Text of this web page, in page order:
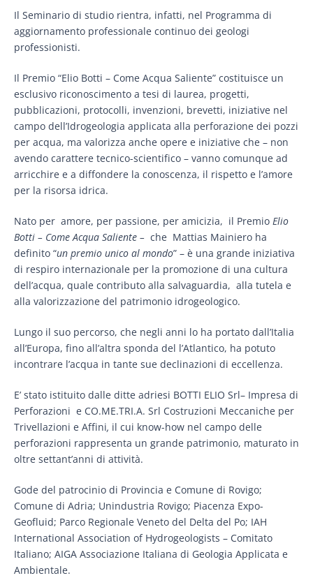
Il Seminario di studio rientra, infatti, nel Programma di
aggiornamento professionale continuo dei geologi
professionisti.
Il Premio “Elio Botti – Come Acqua Saliente” costituisce un
esclusivo riconoscimento a tesi di laurea, progetti,
pubblicazioni, protocolli, invenzioni, brevetti, iniziative nel
campo dell’Idrogeologia applicata alla perforazione dei pozzi
per acqua, ma valorizza anche opere e iniziative che – non
avendo carattere tecnico-scientifico – vanno comunque ad
arricchire e a diffondere la conoscenza, il rispetto e l’amore
per la risorsa idrica.
Nato per amore, per passione, per amicizia, il Premio Elio
Botti – Come Acqua Saliente – che Mattias Mainiero ha
definito “un premio unico al mondo” – è una grande iniziativa
di respiro internazionale per la promozione di una cultura
dell’acqua, quale contributo alla salvaguardia, alla tutela e
alla valorizzazione del patrimonio idrogeologico.
Lungo il suo percorso, che negli anni lo ha portato dall’Italia
all’Europa, fino all’altra sponda del l’Atlantico, ha potuto
incontrare l’acqua in tante sue declinazioni di eccellenza.
E’ stato istituito dalle ditte adriesi BOTTI ELIO Srl– Impresa di
Perforazioni e CO.ME.TRI.A. Srl Costruzioni Meccaniche per
Trivellazioni e Affini, il cui know-how nel campo delle
perforazioni rappresenta un grande patrimonio, maturato in
oltre settant’anni di attività.
Gode del patrocinio di Provincia e Comune di Rovigo;
Comune di Adria; Unindustria Rovigo; Piacenza Expo-
Geofluid; Parco Regionale Veneto del Delta del Po; IAH
International Association of Hydrogeologists – Comitato
Italiano; AIGA Associazione Italiana di Geologia Applicata e
Ambientale.